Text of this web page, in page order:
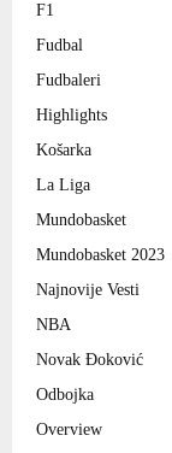
F1
Fudbal
Fudbaleri
Highlights
Košarka
La Liga
Mundobasket
Mundobasket 2023
Najnovije Vesti
NBA
Novak Đoković
Odbojka
Overview